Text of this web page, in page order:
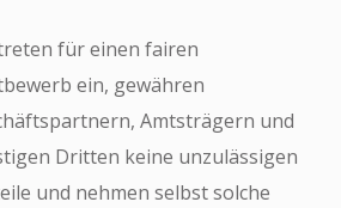
für einen fairen
ein, gewähren
Amtsträgern und
Dritten keine unzulässigen
und nehmen selbst solche